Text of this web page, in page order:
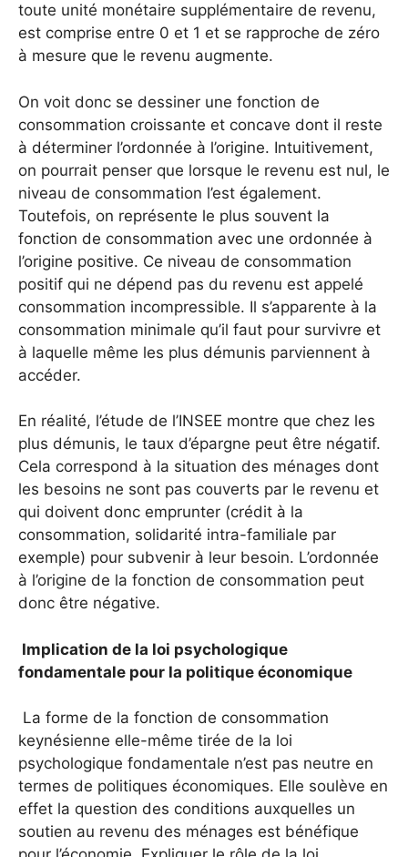
toute unité monétaire supplémentaire de revenu,
est comprise entre 0 et 1 et se rapproche de zéro
à mesure que le revenu augmente.
On voit donc se dessiner une fonction de
consommation croissante et concave dont il reste
à déterminer l’ordonnée à l’origine. Intuitivement,
on pourrait penser que lorsque le revenu est nul, le
niveau de consommation l’est également.
Toutefois, on représente le plus souvent la
fonction de consommation avec une ordonnée à
l’origine positive. Ce niveau de consommation
positif qui ne dépend pas du revenu est appelé
consommation incompressible. Il s’apparente à la
consommation minimale qu’il faut pour survivre et
à laquelle même les plus démunis parviennent à
accéder.
En réalité, l’étude de l’INSEE montre que chez les
plus démunis, le taux d’épargne peut être négatif.
Cela correspond à la situation des ménages dont
les besoins ne sont pas couverts par le revenu et
qui doivent donc emprunter (crédit à la
consommation, solidarité intra-familiale par
exemple) pour subvenir à leur besoin. L’ordonnée
à l’origine de la fonction de consommation peut
donc être négative.
Implication de la loi psychologique
fondamentale pour la politique économique
La forme de la fonction de consommation
keynésienne elle-même tirée de la loi
psychologique fondamentale n’est pas neutre en
termes de politiques économiques. Elle soulève en
effet la question des conditions auxquelles un
soutien au revenu des ménages est bénéfique